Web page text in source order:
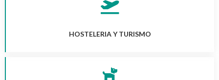
HOSTELERIA Y TURISMO